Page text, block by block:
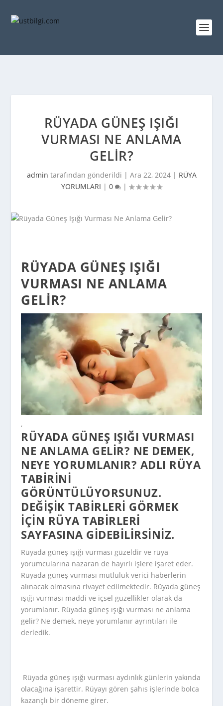
RÜYADA GÜNEŞ IŞIĞI
VURMASI NE ANLAMA
GELIR?
admin tarafından gönderildi | Ara 22, 2024| RÜYA
YORUMLARI | 0 |
RÜYADA GÜNEŞ IŞIĞI
VURMASI NE ANLAMA
GELIR?
,
RÜYADA GÜNEŞ IŞIĞI VURMASI
NE ANLAMA GELIR? NE DEMEK,
NEYE YORUMLANIR? ADLI RÜYA
TABIRINI
GÖRÜNTÜLÜYORSUNUZ.
DEĞIŞIK TABIRLERI GÖRMEK
IÇIN RÜYA TABIRLERI
SAYFASINA GIDEBILIRSINIZ.
Rüyada güneş ışığı vurması güzeldir ve rüya
yorumcularına nazaran de hayırlı işlere işaret eder.
Rüyada güneş vurması mutluluk verici haberlerin
alınacak olmasına rivayet edilmektedir. Rüyada güneş
ışığı vurması maddi ve içsel güzellikler olarak da
yorumlanır. Rüyada güneş ışığı vurması ne anlama
gelir? Ne demek, neye yorumlanır ayrıntıları ile
derledik.
Rüyada güneş ışığı vurması aydınlık günlerin yakında
olacağına işarettir. Rüyayı gören şahıs işlerinde bolca
kazançlı bir döneme girer.